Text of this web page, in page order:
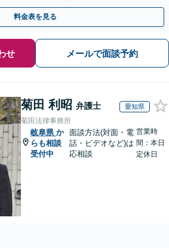
解決を目指します。
料金表を見る
せ メールで面談予約
菊田 利昭 弁護士 愛知県
菊田法律事務所
岐阜県 か
らも相談
受付中
面談方法(対面・電
話・ビデオなど)は
応相談
営業時
間：本日
定休日